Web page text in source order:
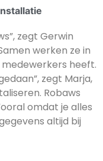
zegt Gerwin
werken ze in
medewerkers heeft.
zegt Marja,
Robaws
omdat je alles
altijd bij